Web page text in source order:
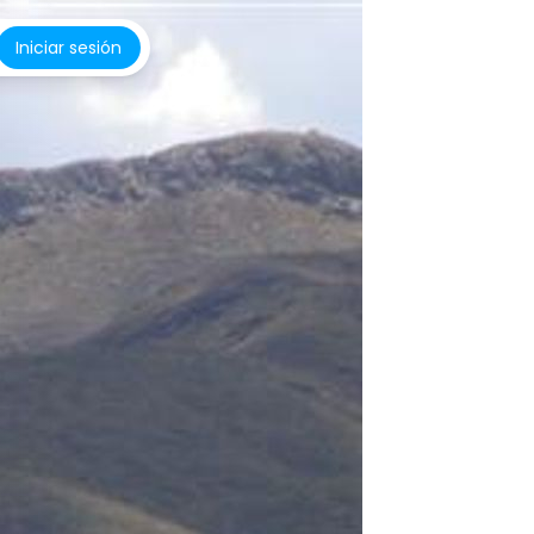
Iniciar sesión